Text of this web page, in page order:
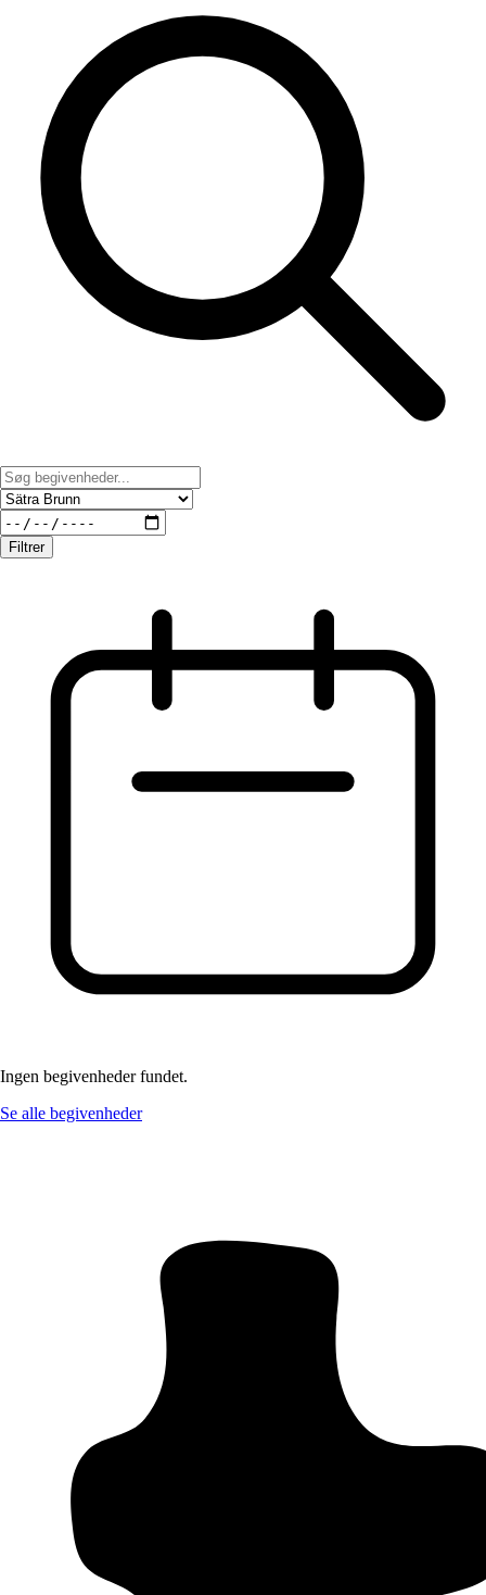
Filtrer
Ingen begivenheder fundet.
Se alle begivenheder